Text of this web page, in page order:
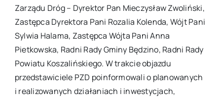
Zarządu Dróg – Dyrektor Pan Mieczysław Zwoliński,
Zastępca Dyrektora Pani Rozalia Kolenda, Wójt Pani
Sylwia Halama, Zastępca Wójta Pani Anna
Pietkowska, Radni Rady Gminy Będzino, Radni Rady
Powiatu Koszalińskiego. W trakcie objazdu
przedstawiciele PZD poinformowali o planowanych
i realizowanych działaniach i inwestycjach,